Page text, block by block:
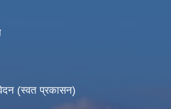
(स्वत प्रकासन)